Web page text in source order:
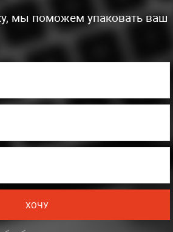
мы поможем упаковать ваш
ХОЧУ